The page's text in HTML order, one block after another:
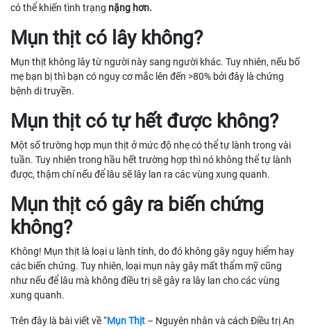
có thể khiến tình trạng nặng hơn.
Mụn thịt có lây không?
Mụn thịt không lây từ người này sang người khác. Tuy nhiên, nếu bố
mẹ bạn bị thì bạn có nguy cơ mắc lên đến >80% bởi đây là chứng
bệnh di truyền.
Mụn thịt có tự hết được không?
Một số trường hợp mụn thịt ở mức độ nhẹ có thể tự lành trong vài
tuần. Tuy nhiên trong hầu hết trường hợp thì nó không thể tự lành
được, thậm chí nếu để lâu sẽ lây lan ra các vùng xung quanh.
Mụn thịt có gây ra biến chứng
không?
Không! Mụn thịt là loại u lành tính, do đó không gây nguy hiểm hay
các biến chứng. Tuy nhiên, loại mụn này gây mất thẩm mỹ cũng
như nếu để lâu mà không điều trị sẽ gây ra lây lan cho các vùng
xung quanh.
Trên đây là bài viết về “Mụn Thịt – Nguyên nhân và cách Điều trị An